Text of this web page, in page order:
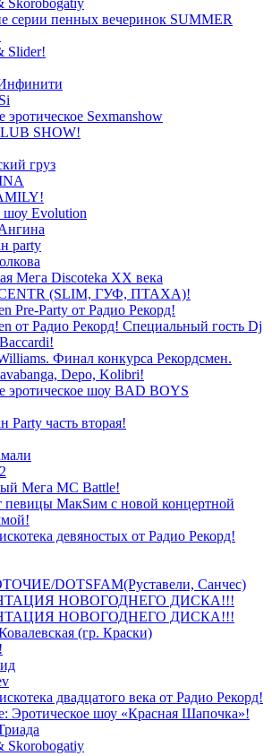
Skorobogatiy
серии пенных вечеринок SUMMER
Slider!
эротическое Sexmanshow
SHOW!
груз
Evolution
party
Мега Discoteka XX века
(SLIM, ГУФ, ПТАХА)!
Pre-Party от Радио Рекорд!
от Радио Рекорд! Специальный гость Dj
Финал конкурса Рекордсмен.
Depo, Kolibri!
эротическое шоу BAD BOYS
Party часть вторая!
Мега МС Battle!
певицы МакSим с новой концертной
девяностых от Радио Рекорд!
DOTSFAM(Руставели, Санчес)
НОВОГОДНЕГО ДИСКА!!!
НОВОГОДНЕГО ДИСКА!!!
(гр. Краски)
двадцатого века от Радио Рекорд!
Эротическое шоу «Красная Шапочка»!
Skorobogatiy